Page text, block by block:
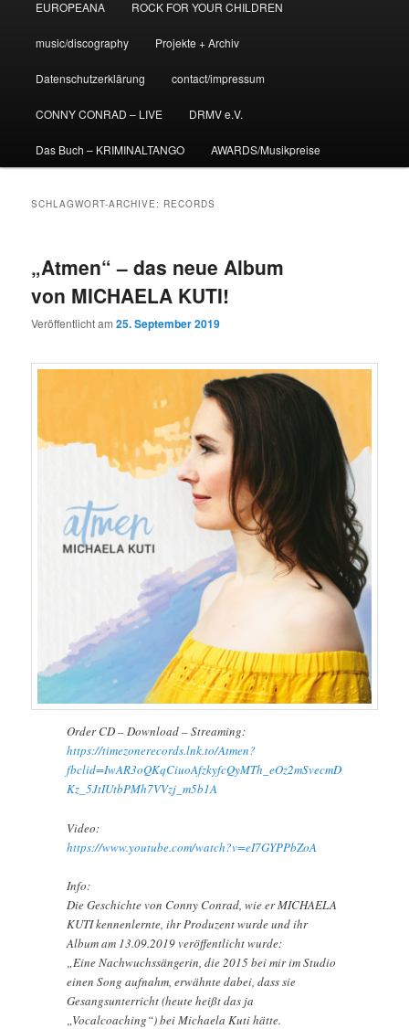
EUROPEANA ROCK FOR YOUR CHILDREN
music/discography Projekte + Archiv
Datenschutzerklärung contact/impressum
CONNY CONRAD – LIVE DRMV e.V.
Das Buch – KRIMINALTANGO AWARDS/Musikpreise
SCHLAGWORT-ARCHIVE: RECORDS
„Atmen“ – das neue Album
von MICHAELA KUTI!
Veröffentlicht am25. September 2019
Order CD – Download – Streaming:
https://timezonerecords.lnk.to/Atmen?
fbclid=IwAR3oQKqCiuoAfzkyfcQyMTh_eOz2mSvecmD
Kz_5JtIUtbPMh7VVzj_m5b1A
Video:
https://www.youtube.com/watch?v=eI7GYPPbZoA
Info:
Die Geschichte von Conny Conrad, wie er MICHAELA
KUTI kennenlernte, ihr Produzent wurde und ihr
Album am 13.09.2019 veröffentlicht wurde:
„Eine Nachwuchssängerin, die 2015 bei mir im Studio
einen Song aufnahm, erwähnte dabei, dass sie
Gesangsunterricht (heute heißt das ja
„Vocalcoaching“) bei Michaela Kuti hätte.